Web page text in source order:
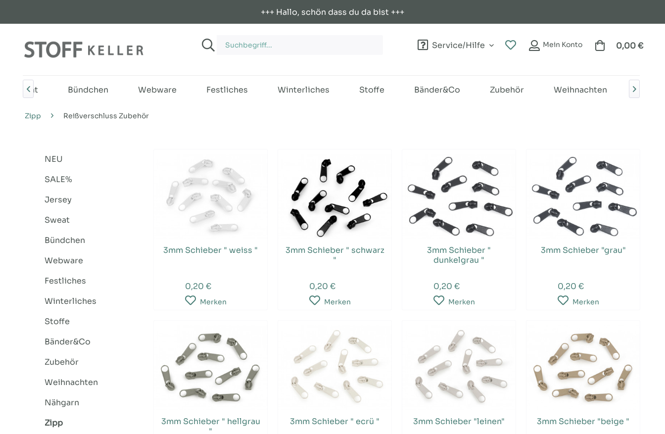
+++ Hallo, schön dass du da bist +++
Service/Hilfe Mein Konto 0,00 €
Sweat Bündchen Webware Festliches Winterliches Stoffe Bänder&Co Zubehör Weihnachten
 
Zipp Reißverschluss Zubehör
NEU
SALE%
Jersey
Sweat
Bündchen
Webware
Festliches
Winterliches
Stoffe
Bänder&Co
Zubehör
Weihnachten
Nähgarn
Zipp
3mm Schieber " weiss "
0,20 €
Merken
3mm Schieber " schwarz
"
0,20 €
Merken
3mm Schieber "
dunkelgrau "
0,20 €
Merken
3mm Schieber "grau"
0,20 €
Merken
3mm Schieber " hellgrau
"
3mm Schieber " ecrü " 3mm Schieber "leinen" 3mm Schieber "beige "